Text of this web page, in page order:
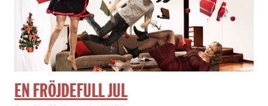
EN FRÖJDEFULL JUL